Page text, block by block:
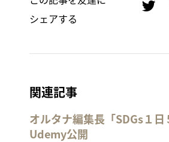
シェアする
関連記事
オルタナ編集長「SDGs１日
Udemy公開